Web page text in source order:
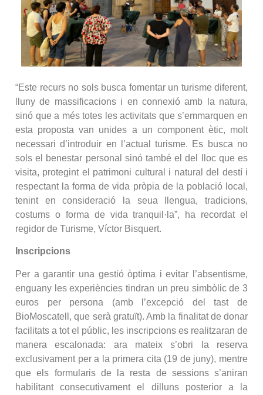
“Este recurs no sols busca fomentar un turisme diferent,
lluny de massificacions i en connexió amb la natura,
sinó que a més totes les activitats que s’emmarquen en
esta proposta van unides a un component ètic, molt
necessari d’introduir en l’actual turisme. Es busca no
sols el benestar personal sinó també el del lloc que es
visita, protegint el patrimoni cultural i natural del destí i
respectant la forma de vida pròpia de la població local,
tenint en consideració la seua llengua, tradicions,
costums o forma de vida tranquil·la”, ha recordat el
regidor de Turisme, Víctor Bisquert.
Inscripcions
Per a garantir una gestió òptima i evitar l’absentisme,
enguany les experiències tindran un preu simbòlic de 3
euros per persona (amb l’excepció del tast de
BioMoscatell, que serà gratuït). Amb la finalitat de donar
facilitats a tot el públic, les inscripcions es realitzaran de
manera escalonada: ara mateix s’obri la reserva
exclusivament per a la primera cita (19 de juny), mentre
que els formularis de la resta de sessions s’aniran
habilitant consecutivament el dilluns posterior a la